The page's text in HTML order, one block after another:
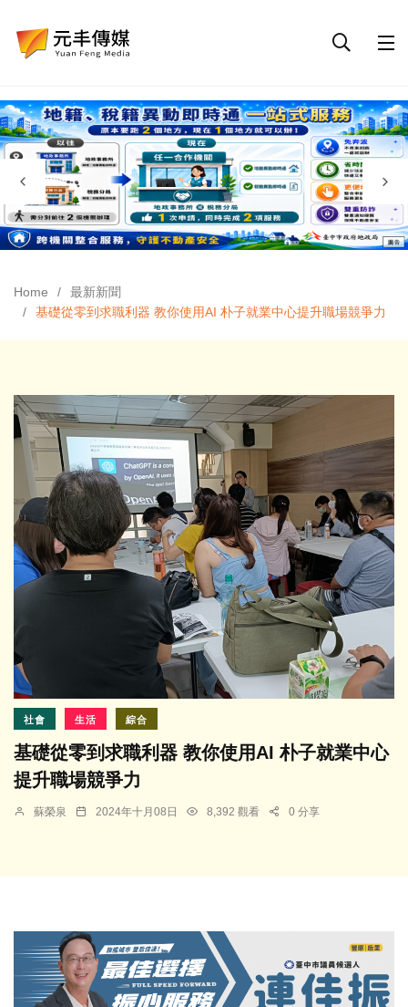
Home
最新新聞
基礎從零到求職利器 教你使用AI 朴子就業中心提升職場競爭力
社會 生活 綜合
基礎從零到求職利器 教你使用AI 朴子就業中心
提升職場競爭力
蘇榮泉 2024年十月08日 8,392 觀看 0 分享